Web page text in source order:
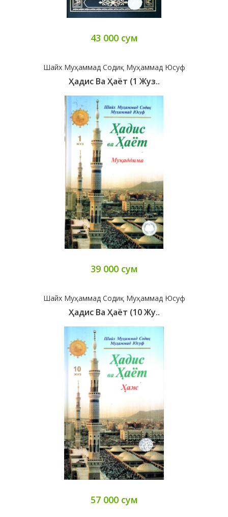
43 000 сум
Шайх Муҳаммад Содиқ Муҳаммад Юсуф
Ҳадис Ва Ҳаёт (1 Жуз..
39 000 сум
Шайх Муҳаммад Содиқ Муҳаммад Юсуф
Ҳадис Ва Ҳаёт (10 Жу..
57 000 сум